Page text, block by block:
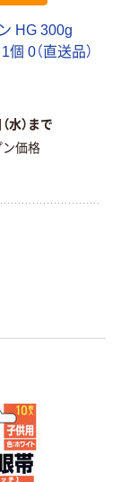
HG 300g
0（直送品）
水）まで
ン価格